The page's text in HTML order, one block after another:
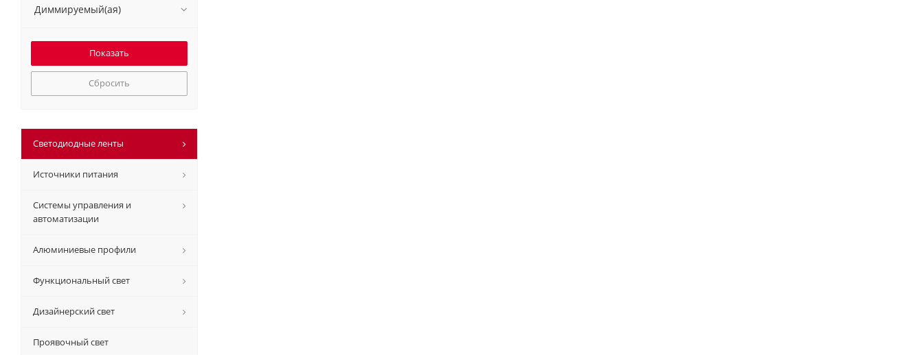
Диммируемый(ая)
Сбросить
Светодиодные ленты
Источники питания
Системы управления и
автоматизации
Алюминиевые профили
Функциональный свет
Дизайнерский свет
Проявочный свет